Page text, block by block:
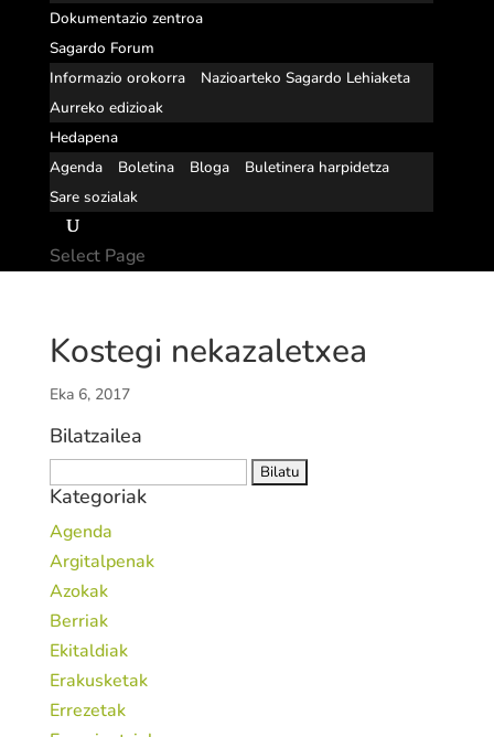
Dokumentazio zentroa
Sagardo Forum
Informazio orokorra
Nazioarteko Sagardo Lehiaketa
Aurreko edizioak
Hedapena
Agenda
Boletina Bloga
Buletinera harpidetza
Sare sozialak
Select Page
Kostegi nekazaletxea
Eka 6, 2017
Bilatzailea
Kategoriak
Agenda
Argitalpenak
Azokak
Berriak
Ekitaldiak
Erakusketak
Errezetak